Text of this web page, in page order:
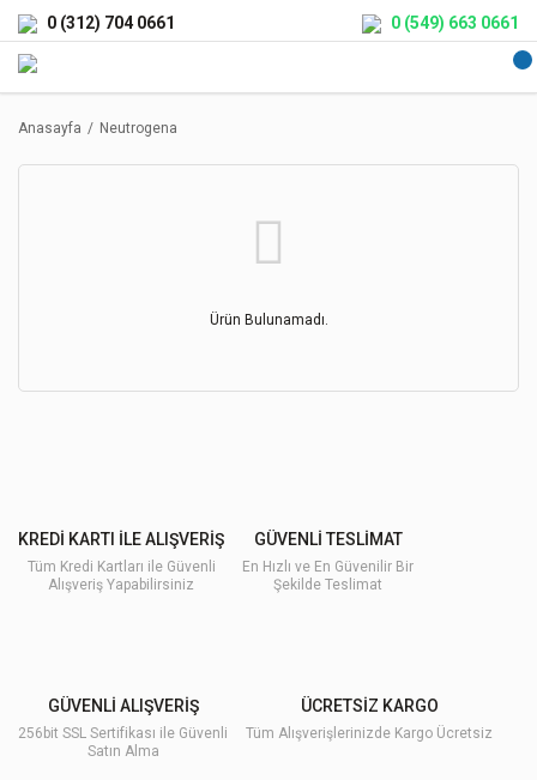
0 (312) 704 0661 0 (549) 663 0661
Anasayfa Neutrogena
Ürün Bulunamadı.
KREDİ KARTI İLE ALIŞVERİŞ
Tüm Kredi Kartları ile Güvenli
Alışveriş Yapabilirsiniz
GÜVENLİ TESLİMAT
En Hızlı ve En Güvenilir Bir
Şekilde Teslimat
GÜVENLİ ALIŞVERİŞ
256bit SSL Sertifikası ile Güvenli
Satın Alma
ÜCRETSİZ KARGO
Tüm Alışverişlerinizde Kargo Ücretsiz